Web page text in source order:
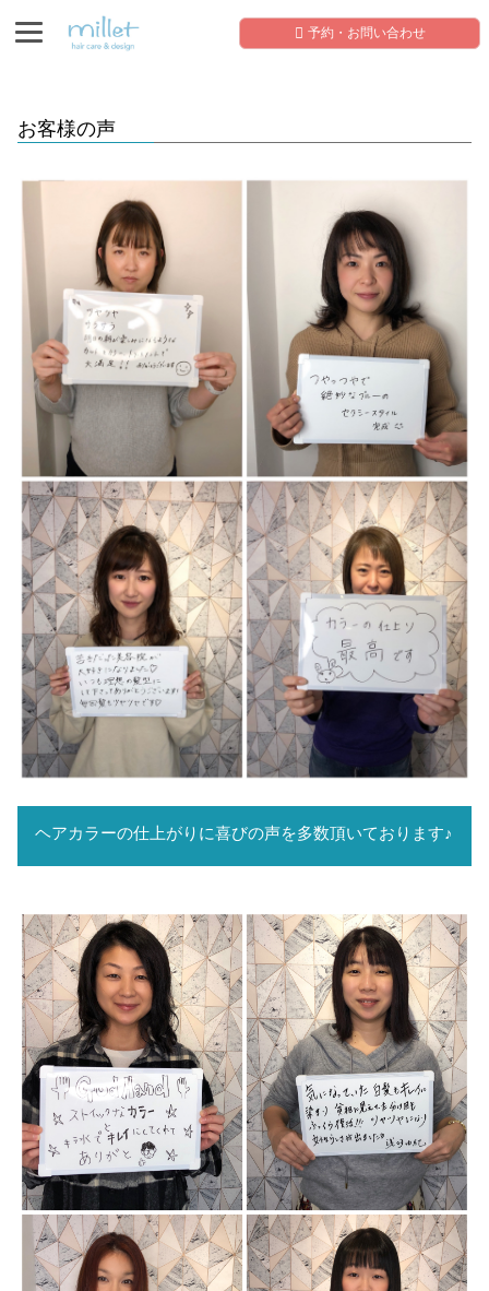
予約・お問い合わせ
お客様の声
ヘアカラーの仕上がりに喜びの声を多数頂いております♪